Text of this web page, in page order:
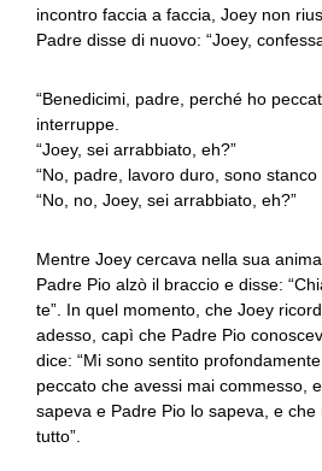
incontro faccia a faccia, Joey non
Padre disse di nuovo: “Joey,
“Benedicimi, padre, perché ho
interruppe.
“Joey, sei arrabbiato, eh?”
“No, padre, lavoro duro, sono
“No, no, Joey, sei arrabbiato, eh?”
Mentre Joey cercava nella sua
Padre Pio alzò il braccio e disse:
te”. In quel momento, che Joey
adesso, capì che Padre Pio
dice: “Mi sono sentito
peccato che avessi mai commesso,
sapeva e Padre Pio lo sapeva, e
tutto”.